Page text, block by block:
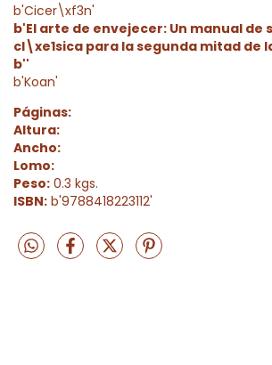
b'Cicer\xf3n'
b'El arte de envejecer: Un manual
cl\xe1sica para la segunda mitad de
b''
b'Koan'
Páginas:
Altura:
Ancho:
Lomo:
Peso: 0.3 kgs.
ISBN: b'9788418223112'